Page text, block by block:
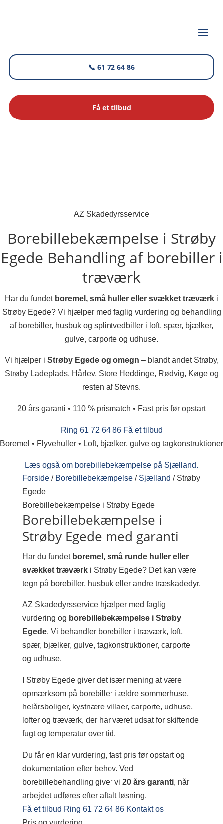
📞 61 72 64 86
Få et tilbud
AZ Skadedyrsservice
Borebillebekæmpelse i Strøby
Egede Behandling af borebiller i
træværk
Har du fundet boremel, små huller eller svækket træværk i
Strøby Egede? Vi hjælper med faglig vurdering og behandling
af borebiller, husbuk og splintvedbiller i loft, spær, bjælker,
gulve, carporte og udhuse.
Vi hjælper i Strøby Egede og omegn – blandt andet Strøby,
Strøby Ladeplads, Hårlev, Store Heddinge, Rødvig, Køge og
resten af Stevns.
20 års garanti • 110 % prismatch • Fast pris før opstart
Ring 61 72 64 86 Få et tilbud
Boremel • Flyvehuller • Loft, bjælker, gulve og tagkonstruktioner
Læs også om borebillebekæmpelse på Sjælland.
Forside / Borebillebekæmpelse / Sjælland / Strøby
Egede
Borebillebekæmpelse i Strøby Egede
Borebillebekæmpelse i
Strøby Egede med garanti
Har du fundet boremel, små runde huller eller
svækket træværki Strøby Egede? Det kan være
tegn på borebiller, husbuk eller andre træskadedyr.
AZ Skadedyrsservice hjælper med faglig
vurdering og borebillebekæmpelse i Strøby
Egede. Vi behandler borebiller i træværk, loft,
spær, bjælker, gulve, tagkonstruktioner, carporte
og udhuse.
I Strøby Egede giver det især mening at være
opmærksom på borebiller i ældre sommerhuse,
helårsboliger, kystnære villaer, carporte, udhuse,
lofter og træværk, der har været udsat for skiftende
fugt og temperatur over tid.
Du får en klar vurdering, fast pris før opstart og
dokumentation efter behov. Ved
borebillebehandling giver vi 20 års garanti, når
arbejdet udføres efter aftalt løsning.
Få et tilbud Ring 61 72 64 86 Kontakt os